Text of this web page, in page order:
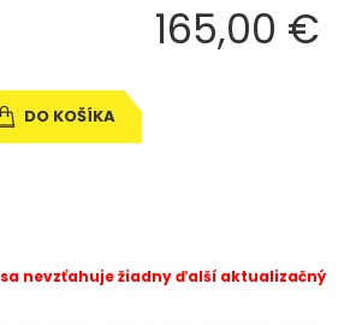
165,00 €
DO KOŠÍKA
nevzťahuje žiadny ďalší aktualizačný